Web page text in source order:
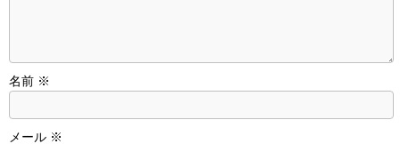
名前 ※
メール ※